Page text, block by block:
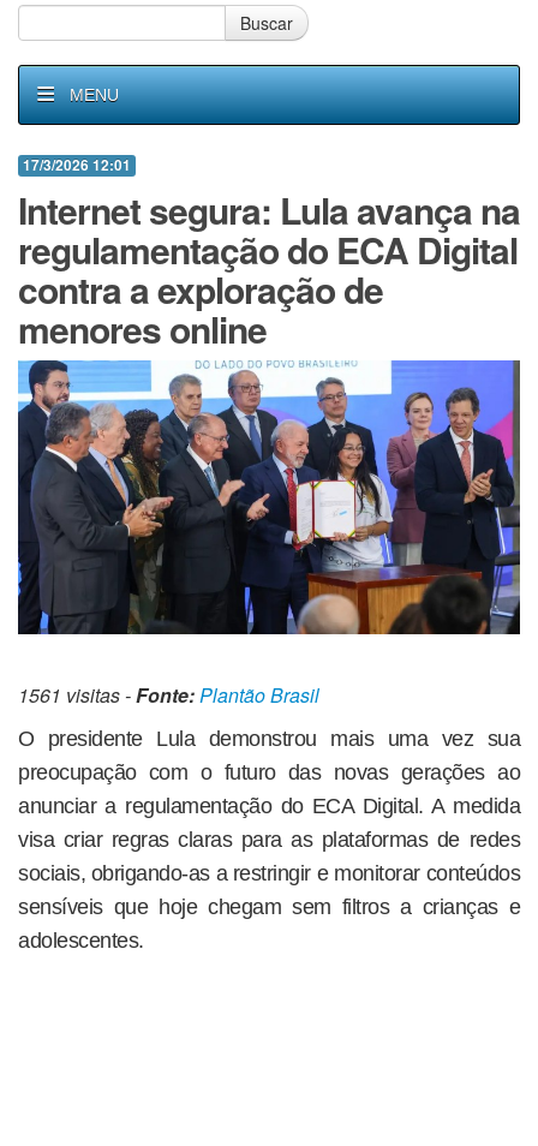
Buscar
MENU
17/3/2026 12:01
Internet segura: Lula avança na
regulamentação do ECA Digital
contra a exploração de
menores online
1561 visitas -Fonte:Plantão Brasil
O presidente Lula demonstrou mais uma vez sua
preocupação com o futuro das novas gerações ao
anunciar a regulamentação do ECA Digital. A medida
visa criar regras claras para as plataformas de redes
sociais, obrigando-as a restringir e monitorar conteúdos
sensíveis que hoje chegam sem filtros a crianças e
adolescentes.